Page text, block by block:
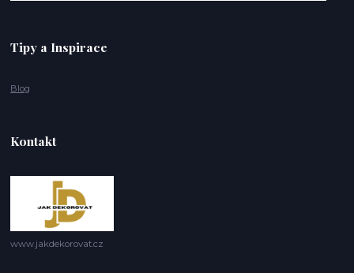
Tipy a Inspirace
Blog
Kontakt
www.jakdekorovat.cz